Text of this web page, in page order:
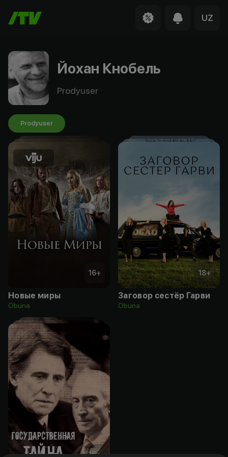
UZ
Йохан Кнобель
Prodyuser
Prodyuser
16+
Новые миры
Obuna
18+
Заговор сестёр Гарви
Obuna
16+